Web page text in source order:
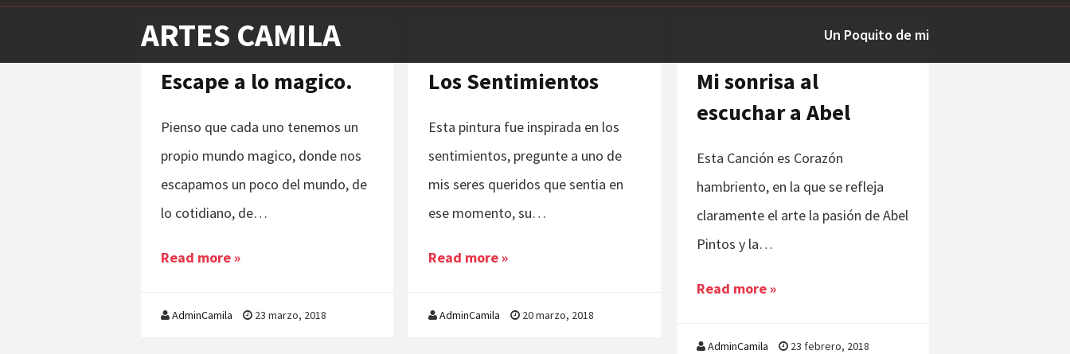
ARTES CAMILA Un Poquito de mi
Escape a lo magico.
Pienso que cada uno tenemos un
propio mundo magico, donde nos
escapamos un poco del mundo, de
lo cotidiano, de…
Read more »
AdminCamila 23 marzo, 2018
Los Sentimientos
Esta pintura fue inspirada en los
sentimientos, pregunte a uno de
mis seres queridos que sentia en
ese momento, su…
Read more »
AdminCamila 20 marzo, 2018
Mi sonrisa al
escuchar a Abel
Esta Canción es Corazón
hambriento, en la que se refleja
claramente el arte la pasión de Abel
Pintos y la…
Read more »
AdminCamila 23 febrero, 2018